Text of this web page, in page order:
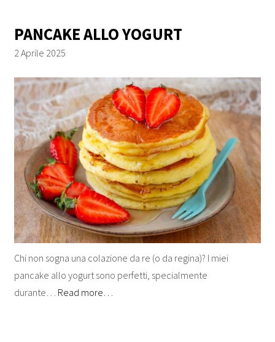
PANCAKE ALLO YOGURT
2 Aprile 2025
Chi non sogna una colazione da re (o da regina)? I miei
pancake allo yogurt sono perfetti, specialmente
durante… Read more…